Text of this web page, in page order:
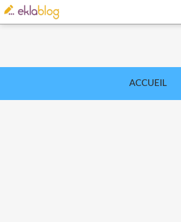
ACCUEIL